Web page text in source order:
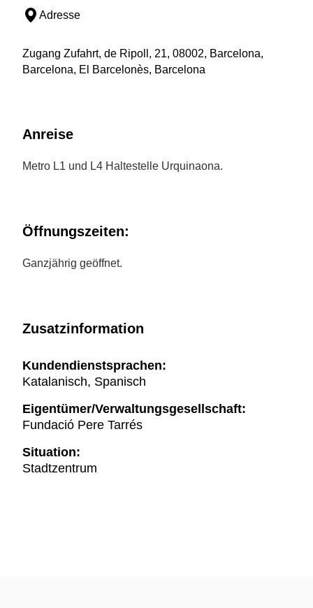
Adresse
Zugang Zufahrt, de Ripoll, 21, 08002, Barcelona,
Barcelona, El Barcelonès, Barcelona
Anreise
Metro L1 und L4 Haltestelle Urquinaona.
Öffnungszeiten:
Ganzjährig geöffnet.
Zusatzinformation
Kundendienstsprachen:
Katalanisch, Spanisch
Eigentümer/Verwaltungsgesellschaft:
Fundació Pere Tarrés
Situation:
Stadtzentrum